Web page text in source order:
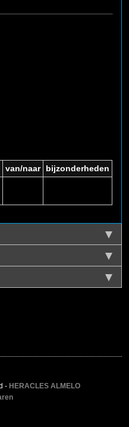
van/naar
bijzonderheden
- HERACLES ALMELO